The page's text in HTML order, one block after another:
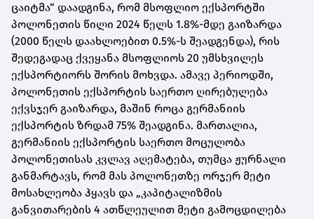
ცაიტმა“ დაადგინა, რომ მსოფლიო ექსპორტში
პოლონეთის წილი 2024 წელს 1.8%-მდე გაიზარდა
(2000 წელს დაახლოებით 0.5%-ს შეადგენდა), რის
შედეგადაც ქვეყანა მსოფლიოს 20 უმსხვილეს
ექსპორტიორს შორის მოხვდა. ამავე პერიოდში,
პოლონეთის ექსპორტის საერთო ღირებულება
ექვსჯერ გაიზარდა, მაშინ როცა გერმანიის
ექსპორტის ზრდამ 75% შეადგინა. მართალია,
გერმანიის ექსპორტის საერთო მოცულობა
პოლონეთისას კვლავ აღემატება, თუმცა ჟურნალი
განმარტავს, რომ მას პოლონეთზე ორჯერ მეტი
მოსახლეობა ჰყავს და „კაპიტალიზმის
განვითარების 4 ათწლეულით მეტი გამოცდილება